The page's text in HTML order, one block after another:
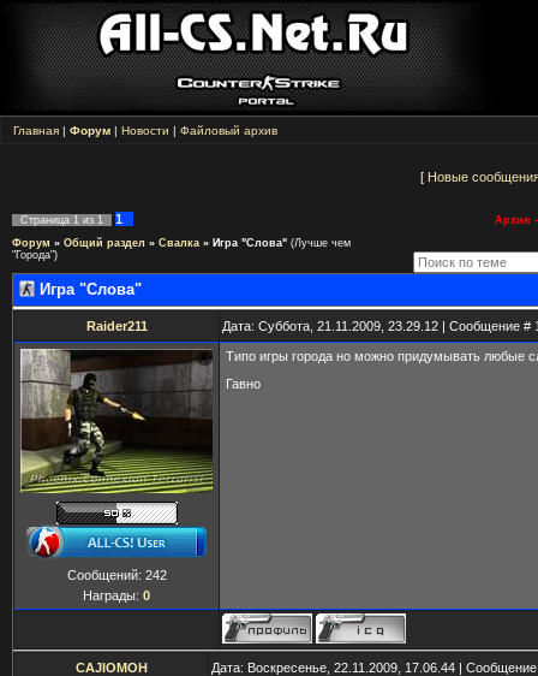
Главная | Форум | Новости | Файловый архив
[ Новые
Страница 1 из 1 1
Архив -
Форум » Общий раздел » Свалка » Игра "Слова" (Лучше чем
"Города")
Игра "Слова"
Raider211 Дата: Суббота, 21.11.2009, 23.29.12 | Сообщение #
Сообщений: 242
Награды: 0
Типо игры города но можно придумывать любые
Гавно
CAJIOMOH Дата: Воскресенье, 22.11.2009, 17.06.44 |